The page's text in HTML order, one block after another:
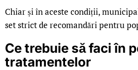
Chiar și în aceste condiții,
set strict de recomandări pentru
Ce trebuie să faci în
tratamentelor